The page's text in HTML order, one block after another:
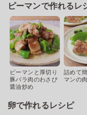
ピーマンで作れるレ
ピーマンと厚切り
豚バラ肉のわさび
醤油炒め
詰めて
マンの
卵で作れるレシピ